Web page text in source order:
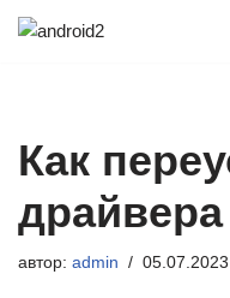
Как
автор: admin 05.07.2023